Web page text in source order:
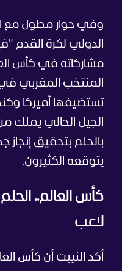
وفي حوار مطول مع
الدولي لكرة القدم
مشاركاته في كأس
المنتخب المغربي
تستضيفها أميركا
الجيل الحالي يملك
بالحلم بتحقيق إنجاز
يتوقعه الكثيرون.
كأس العالم..
لاعب
أكد النيبت أن كأس